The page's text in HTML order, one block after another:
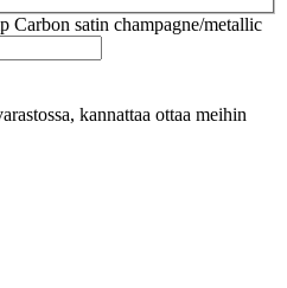
Carbon satin champagne/metallic
kannattaa ottaa meihin